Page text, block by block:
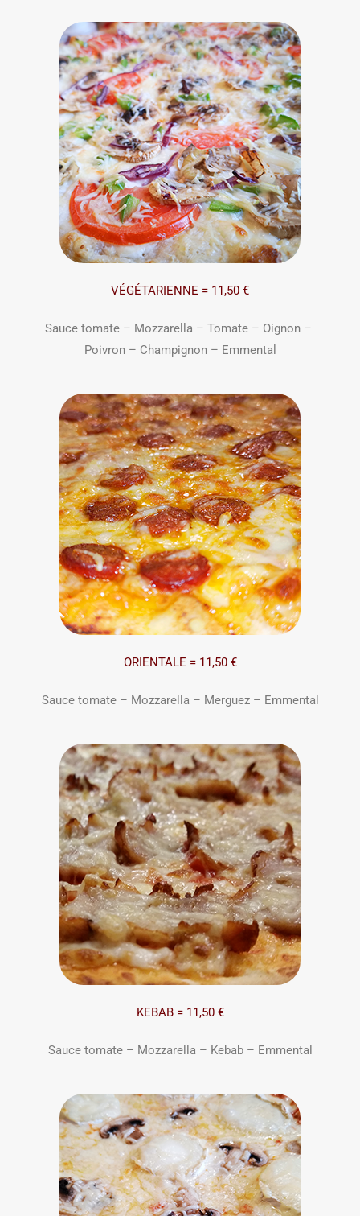
VÉGÉTARIENNE = 11,50 €
Sauce tomate – Mozzarella – Tomate – Oignon –
Poivron – Champignon – Emmental
ORIENTALE = 11,50 €
Sauce tomate – Mozzarella – Merguez – Emmental
KEBAB = 11,50 €
Sauce tomate – Mozzarella – Kebab – Emmental